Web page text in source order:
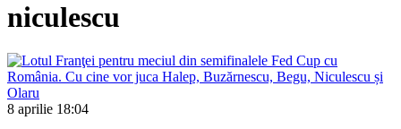
niculescu
8 aprilie 18:04